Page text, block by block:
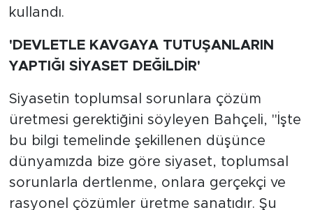
kullandı.
'DEVLETLE KAVGAYA TUTUŞANLARIN
YAPTIĞI SİYASET DEĞİLDİR'
Siyasetin toplumsal sorunlara çözüm
üretmesi gerektiğini söyleyen Bahçeli, "İşte
bu bilgi temelinde şekillenen düşünce
dünyamızda bize göre siyaset, toplumsal
sorunlarla dertlenme, onlara gerçekçi ve
rasyonel çözümler üretme sanatıdır. Şu